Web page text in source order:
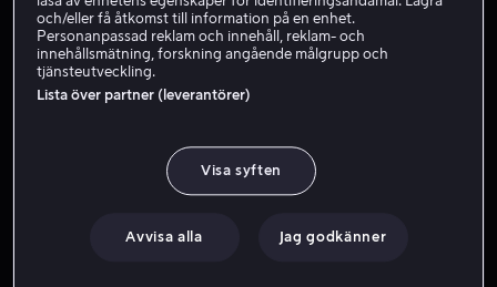
Från 49 kr
och/eller få åtkomst till information på en enhet.
Personanpassad reklam och innehåll, reklam- och
innehållsmätning, forskning angående målgrupp och
tjänsteutveckling.
Lista över partner (leverantörer)
Visa syften
Avvisa alla Jag godkänner